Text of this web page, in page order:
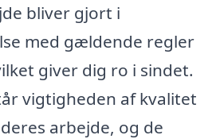
bliver gjort i
med gældende regler
giver dig ro i sindet.
vigtigheden af kvalitet
arbejde, og de